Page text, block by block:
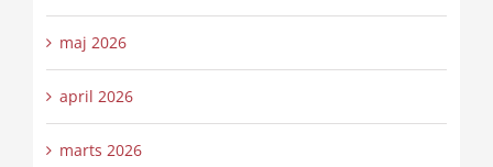
maj 2026
april 2026
marts 2026